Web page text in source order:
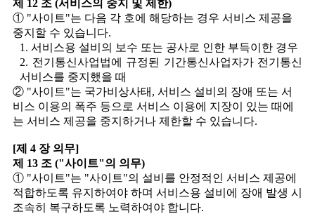
제 12 조 (서비스의 중지 및 제한)
① "사이트"는 다음 각 호에 해당하는 경우 서비스 제공을
중지할 수 있습니다.
1. 서비스용 설비의 보수 또는 공사로 인한 부득이한 경우
2. 전기통신사업법에 규정된 기간통신사업자가 전기통신
서비스를 중지했을 때
② "사이트"는 국가비상사태, 서비스 설비의 장애 또는 서
비스 이용의 폭주 등으로 서비스 이용에 지장이 있는 때에
는 서비스 제공을 중지하거나 제한할 수 있습니다.
[제 4 장 의무]
제 13 조 ("사이트"의 의무)
① "사이트"는 "사이트"의 설비를 안정적인 서비스 제공에
적합하도록 유지하여야 하며 서비스용 설비에 장애 발생 시
조속히 복구하도록 노력하여야 합니다.